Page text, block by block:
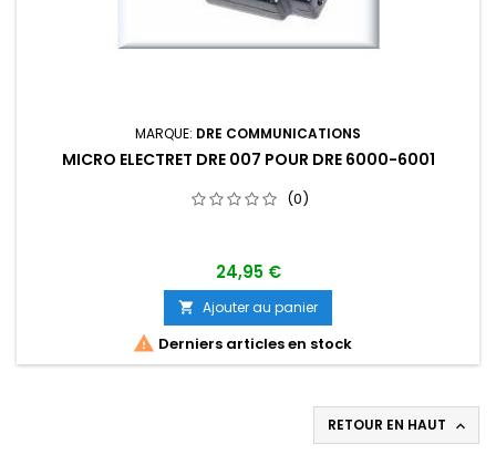
MARQUE: DRE COMMUNICATIONS
MICRO ELECTRET DRE 007 POUR DRE 6000-6001
(0)
24,95 €
 Ajouter au panier
 Derniers articles en stock
RETOUR EN HAUT 